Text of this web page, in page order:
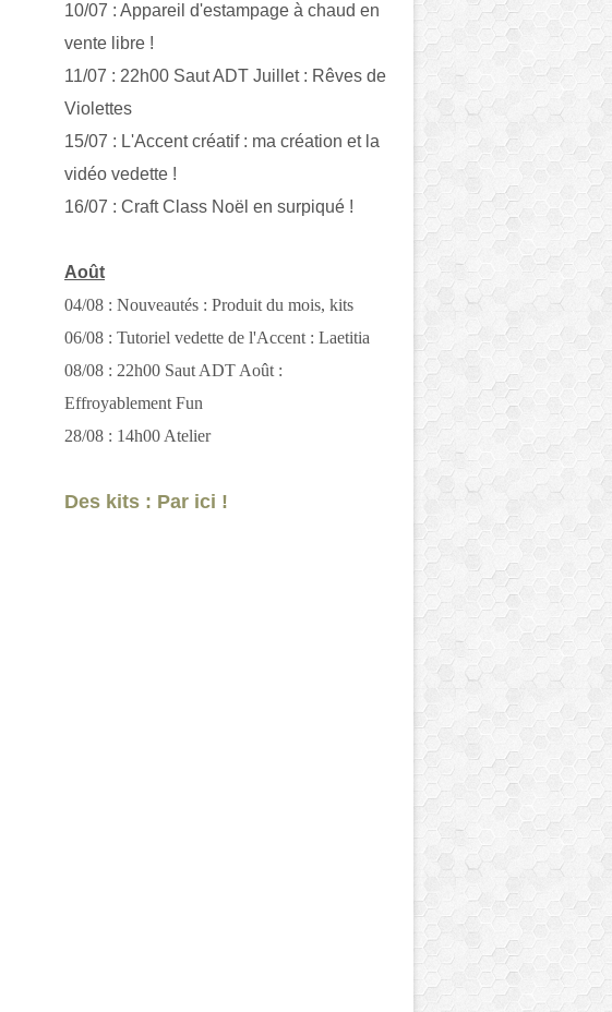
10/07 : Appareil d'estampage à chaud en
vente libre !
11/07 : 22h00 Saut ADT Juillet : Rêves de
Violettes
15/07 : L'Accent créatif : ma création et la
vidéo vedette !
16/07 : Craft Class Noël en surpiqué !
Août
04/08 : Nouveautés : Produit du mois, kits
06/08 : Tutoriel vedette de l'Accent : Laetitia
08/08 : 22h00 Saut ADT Août :
Effroyablement Fun
28/08 : 14h00 Atelier
Des kits : Par ici !